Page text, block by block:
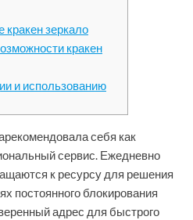
кракен зеркало
кракен
и использованию
себя как
сервис. Ежедневно
к ресурсу для решения
постоянного блокирования
адрес для быстрого